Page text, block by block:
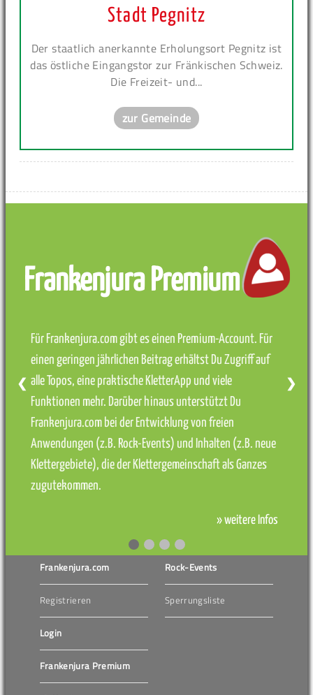
Stadt Pegnitz
Der staatlich anerkannte Erholungsort Pegnitz ist
das östliche Eingangstor zur Fränkischen Schweiz.
Die Freizeit- und...
zur Gemeinde
Frankenjura Premium
Für Frankenjura.com gibt es einen Premium-Account. Für
einen geringen jährlichen Beitrag erhältst Du Zugriff auf
alle Topos, eine praktische KletterApp und viele
Funktionen mehr. Darüber hinaus unterstützt Du
Frankenjura.com bei der Entwicklung von freien
Anwendungen (z.B. Rock-Events) und Inhalten (z.B. neue
Klettergebiete), die der Klettergemeinschaft als Ganzes
zugutekommen.
» weitere Infos
❮ ❯
Frankenjura.com
Registrieren
Login
Frankenjura Premium
Rock-Events
Sperrungsliste